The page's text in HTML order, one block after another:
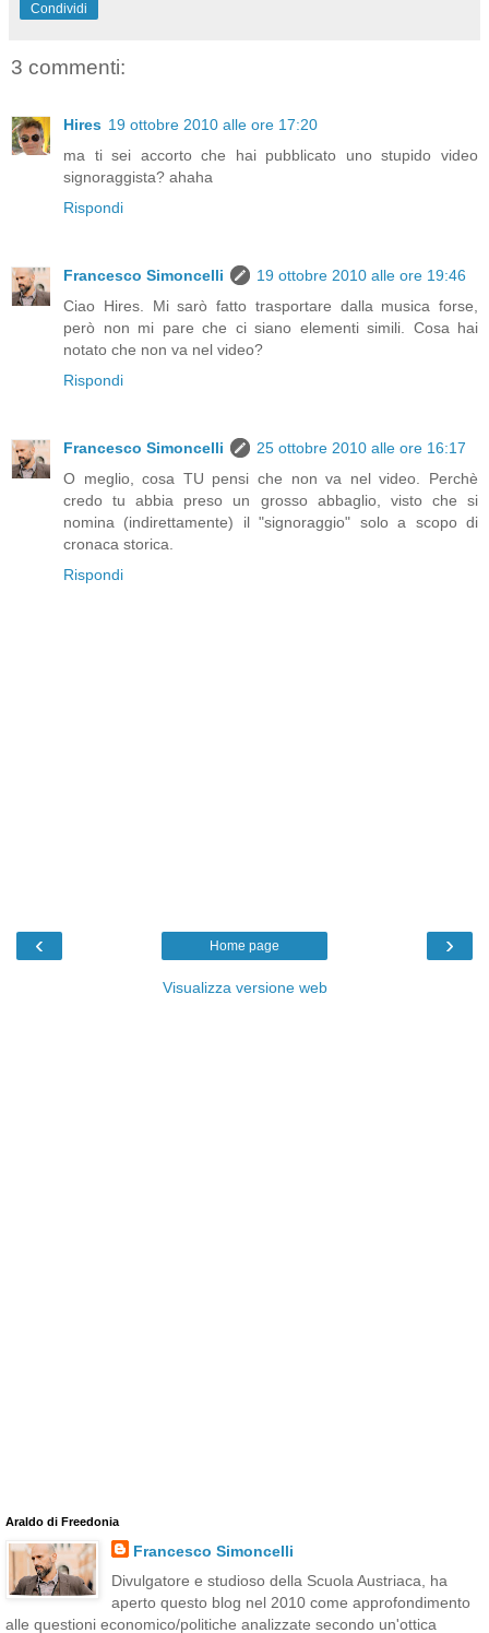
Condividi
3 commenti:
Hires 19 ottobre 2010 alle ore 17:20
ma ti sei accorto che hai pubblicato uno stupido video
signoraggista? ahaha
Rispondi
Francesco Simoncelli
19 ottobre 2010 alle ore 19:46
Ciao Hires. Mi sarò fatto trasportare dalla musica forse,
però non mi pare che ci siano elementi simili. Cosa hai
notato che non va nel video?
Rispondi
Francesco Simoncelli
25 ottobre 2010 alle ore 16:17
O meglio, cosa TU pensi che non va nel video. Perchè
credo tu abbia preso un grosso abbaglio, visto che si
nomina (indirettamente) il "signoraggio" solo a scopo di
cronaca storica.
Rispondi
‹ ›
Home page
Visualizza versione web
Araldo di Freedonia
Francesco Simoncelli
Divulgatore e studioso della Scuola Austriaca, ha
aperto questo blog nel 2010 come approfondimento
alle questioni economico/politiche analizzate secondo un'ottica